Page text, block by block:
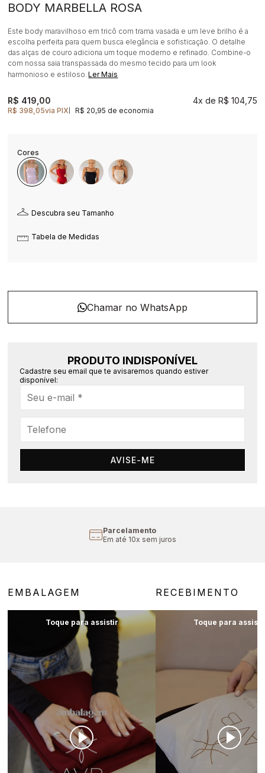
BODY MARBELLA ROSA
Este body maravilhoso em tricô com trama vasada e um leve brilho é a
escolha perfeita para quem busca elegância e sofisticação. O detalhe
das alças de couro adiciona um toque moderno e refinado. Combine-o
com nossa saia transpassada do mesmo tecido para um look
harmonioso e estiloso.Ler Mais
R$ 398,05via PIX R$ 20,95 de economia
R$ 419,00 4x R$ 104,75
Descubra seu Tamanho
Tabela de Medidas
PRODUTO INDISPONÍVEL
Cadastre seu email que te avisaremos quando estiver
disponível:
AVISE-ME
Parcelamento
Em até 10x sem juros
EMBALAGEM RECEBIMENTO